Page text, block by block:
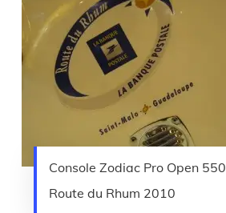
Console Zodiac Pro Open 550
Route du Rhum 2010